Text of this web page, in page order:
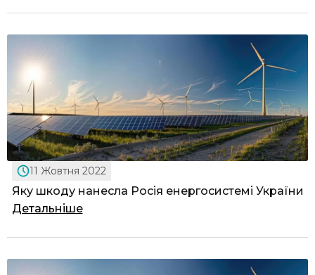
11 Жовтня 2022
Яку шкоду нанесла Росія енергосистемі України
Детальніше